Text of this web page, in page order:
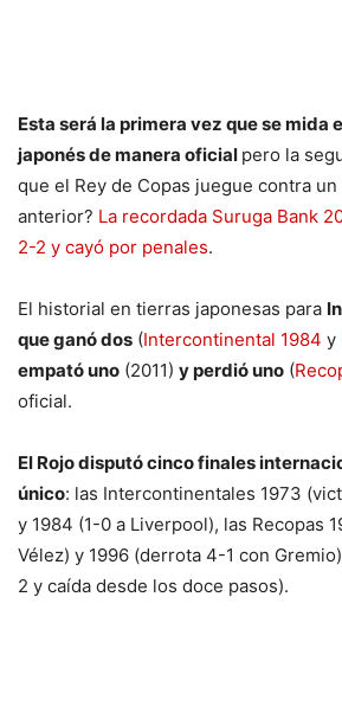
Esta será la primera vez que se mida
japonés de manera oficial pero la
que el Rey de Copas juegue contra
anterior? La recordada Suruga Bank
2-2 y cayó por penales.
El historial en tierras japonesas para
que ganó dos (Intercontinental 1984 y
empató uno (2011) y perdió uno (
oficial.
El Rojo disputó cinco finales
único: las Intercontinentales 1973
y 1984 (1-0 a Liverpool), las Recopas
Vélez) y 1996 (derrota 4-1 con
2 y caída desde los doce pasos).